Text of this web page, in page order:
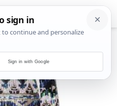
Sign in with Google